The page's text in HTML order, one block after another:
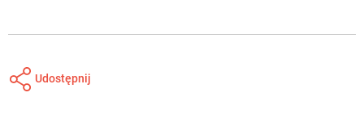
Udostępnij